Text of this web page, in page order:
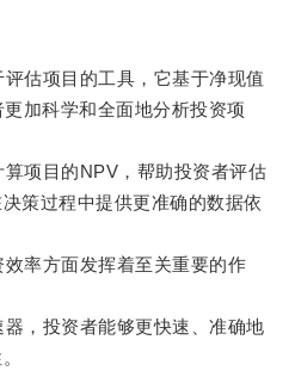
项目的工具，它基于净现值
更加科学和全面地分析投资项
项目的NPV，帮助投资者评估
策过程中提供更准确的数据依
率方面发挥着至关重要的作
，投资者能够更快速、准确地